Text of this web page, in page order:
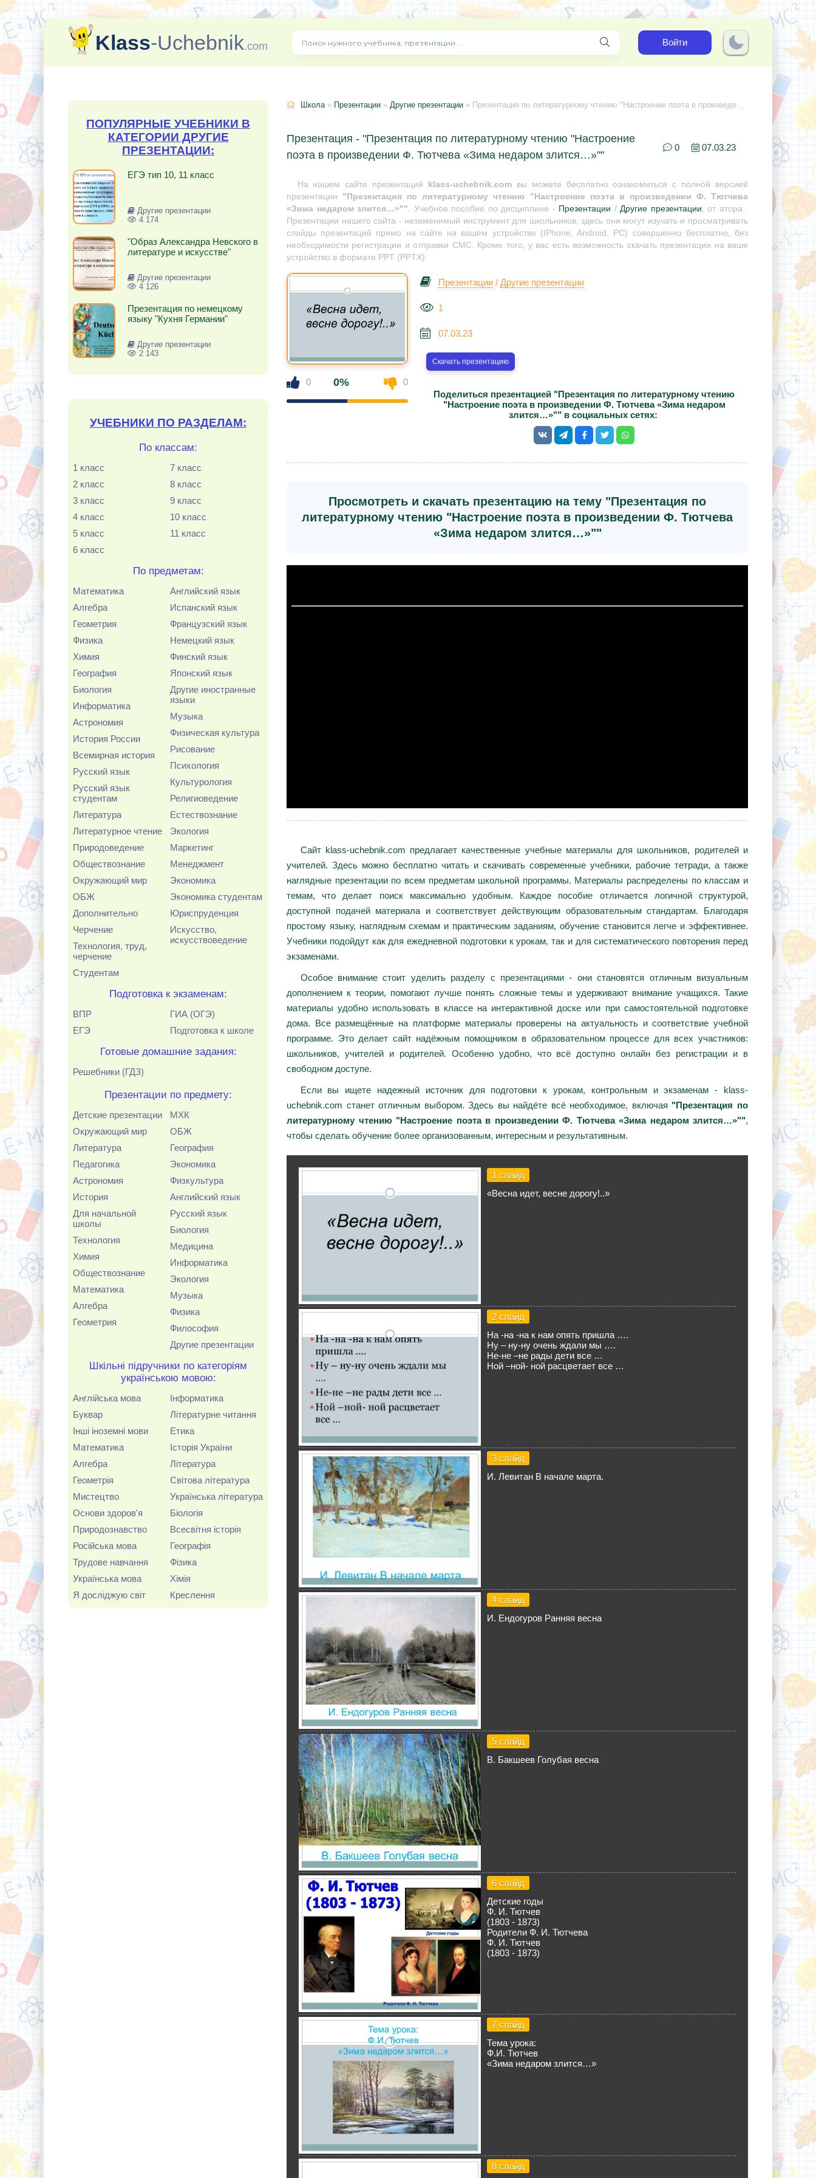
Klass-Uchebnik.com Войти
ПОПУЛЯРНЫЕ УЧЕБНИКИ В
КАТЕГОРИИ ДРУГИЕ
ПРЕЗЕНТАЦИИ:
ЕГЭ тип 10, 11 класс
Другие презентации
4 174
"Образ Александра Невского в
литературе и искусстве"
Другие презентации
4 126
Презентация по немецкому
языку "Кухня Германии"
Другие презентации
2 143
УЧЕБНИКИ ПО РАЗДЕЛАМ:
По классам:
1 класс
2 класс
3 класс
4 класс
5 класс
6 класс
7 класс
8 класс
9 класс
10 класс
11 класс
По предметам:
Математика
Алгебра
Геометрия
Физика
Химия
География
Биология
Информатика
Астрономия
История России
Всемирная история
Русский язык
Русский язык
студентам
Литература
Литературное чтение
Природоведение
Обществознание
Окружающий мир
ОБЖ
Дополнительно
Черчение
Технология, труд,
черчение
Студентам
Английский язык
Испанский язык
Французский язык
Немецкий язык
Финский язык
Японский язык
Другие иностранные
языки
Музыка
Физическая культура
Рисование
Психология
Культурология
Религиоведение
Естествознание
Экология
Маркетинг
Менеджмент
Экономика
Экономика студентам
Юриспруденция
Искусство,
искусствоведение
Подготовка к экзаменам:
ВПР
ЕГЭ
ГИА (ОГЭ)
Подготовка к школе
Готовые домашние задания:
Решебники (ГДЗ)
Презентации по предмету:
Детские презентации
Окружающий мир
Литература
Педагогика
Астрономия
История
Для начальной
школы
Технология
Химия
Обществознание
Математика
Алгебра
Геометрия
МХК
ОБЖ
География
Экономика
Физкультура
Английский язык
Русский язык
Биология
Медицина
Информатика
Экология
Музыка
Физика
Философия
Другие презентации
Шкільні підручники по категоріям
українською мовою:
Англійська мова
Буквар
Інші іноземні мови
Математика
Алгебра
Геометрія
Мистецтво
Основи здоров'я
Природознавство
Російська мова
Трудове навчання
Українська мова
Я досліджую світ
Інформатика
Літературне читання
Етика
Історія України
Література
Світова література
Українська література
Біологія
Всесвітня історія
Географія
Фізика
Хімія
Креслення
Школа» Презентации » Другие презентации » Презентация по литературному чтению "Настроение поэта в произведении Ф. Тютчева «Зима недаром злится…»"
Презентация - "Презентация по литературному чтению "Настроение
поэта в произведении Ф. Тютчева «Зима недаром злится…»""
0 07.03.23
На нашем сайте презентаций klass-uchebnik.comвы можете бесплатно ознакомиться с полной версией
презентации "Презентация по литературному чтению "Настроение поэта в произведении Ф. Тютчева
«Зима недаром злится…»"". Учебное пособие по дисциплине - Презентации / Другие презентации, от атора .
Презентации нашего сайта - незаменимый инструмент для школьников, здесь они могут изучать и просматривать
слайды презентаций прямо на сайте на вашем устройстве (IPhone, Android, PC) совершенно бесплатно, без
необходимости регистрации и отправки СМС. Кроме того, у вас есть возможность скачать презентации на ваше
устройство в формате PPT (PPTX).
0 0% 0
Презентации / Другие презентации
1
07.03.23
Скачать презентацию
Поделиться презентацией "Презентация по литературному чтению
"Настроение поэта в произведении Ф. Тютчева «Зима недаром
злится…»"" в социальных сетях:
Просмотреть и скачать презентацию на тему "Презентация по
литературному чтению "Настроение поэта в произведении Ф. Тютчева
«Зима недаром злится…»""
Сайт klass-uchebnik.com предлагает качественные учебные материалы для школьников, родителей и
учителей. Здесь можно бесплатно читать и скачивать современные учебники, рабочие тетради, а также
наглядные презентации по всем предметам школьной программы. Материалы распределены по классам и
темам, что делает поиск максимально удобным. Каждое пособие отличается логичной структурой,
доступной подачей материала и соответствует действующим образовательным стандартам. Благодаря
простому языку, наглядным схемам и практическим заданиям, обучение становится легче и эффективнее.
Учебники подойдут как для ежедневной подготовки к урокам, так и для систематического повторения перед
экзаменами.
Особое внимание стоит уделить разделу с презентациями - они становятся отличным визуальным
дополнением к теории, помогают лучше понять сложные темы и удерживают внимание учащихся. Такие
материалы удобно использовать в классе на интерактивной доске или при самостоятельной подготовке
дома. Все размещённые на платформе материалы проверены на актуальность и соответствие учебной
программе. Это делает сайт надёжным помощником в образовательном процессе для всех участников:
школьников, учителей и родителей. Особенно удобно, что всё доступно онлайн без регистрации и в
свободном доступе.
Если вы ищете надежный источник для подготовки к урокам, контрольным и экзаменам - klass-
uchebnik.com станет отличным выбором. Здесь вы найдёте всё необходимое, включая "Презентация по
литературному чтению "Настроение поэта в произведении Ф. Тютчева «Зима недаром злится…»"",
чтобы сделать обучение более организованным, интересным и результативным.
1 слайд
«Весна идет, весне дорогу!..»
2 слайд
На -на -на к нам опять пришла ….
Ну – ну-ну очень ждали мы ….
Не-не –не рады дети все …
Ной –ной- ной расцветает все …
3 слайд
И. Левитан В начале марта.
4 слайд
И. Ендогуров Ранняя весна
5 слайд
В. Бакшеев Голубая весна
6 слайд
Детские годы
Ф. И. Тютчев
(1803 - 1873)
Родители Ф. И. Тютчева
Ф. И. Тютчев
(1803 - 1873)
7 слайд
Тема урока:
Ф.И. Тютчев
«Зима недаром злится…»
8 слайд